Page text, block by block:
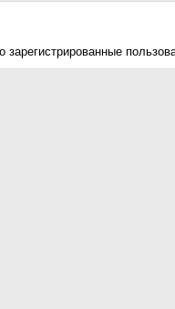
зарегистрированные